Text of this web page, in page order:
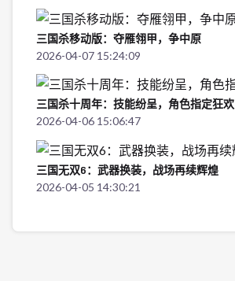
三国杀移动版：夺雁翎甲，争中原
2026-04-07 15:24:09
三国杀十周年：技能纷呈，角色指定狂欢
2026-04-06 15:06:47
三国无双6：武器换装，战场再续辉煌
2026-04-05 14:30:21